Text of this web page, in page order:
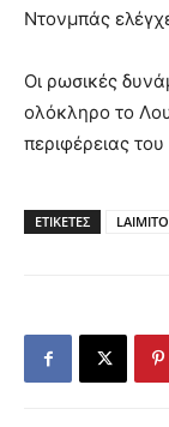
Ντονμπάς
Οι ρωσικές
ολόκληρο το
περιφέρειας
ΕΤΙΚΕΤΕΣ